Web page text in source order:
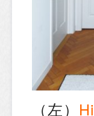
（左）